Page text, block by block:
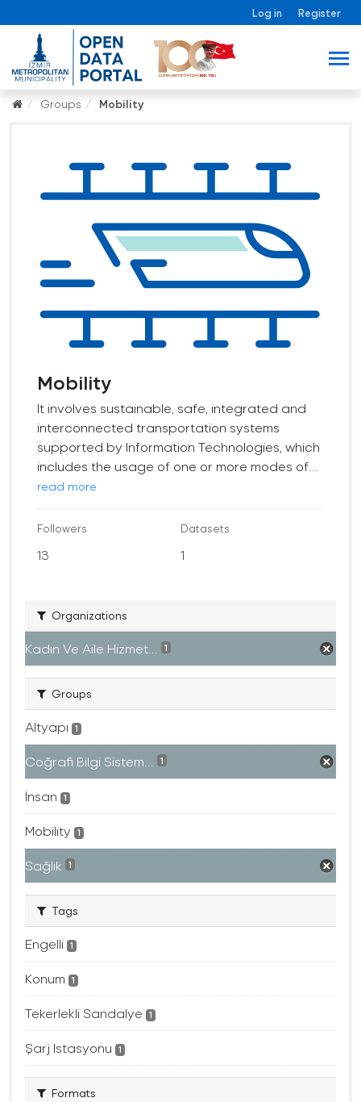
Log in Register
Groups Mobility
Mobility
It involves sustainable, safe, integrated and
interconnected transportation systems
supported by Information Technologies, which
includes the usage of one or more modes of...
read more
Followers
13
Datasets
1
Organizations
Kadın Ve Aile Hizmet... 1
Groups
Altyapı 1
Coğrafi Bilgi Sistem... 1
İnsan 1
Mobility 1
Sağlık 1
Tags
Engelli 1
Konum 1
Tekerlekli Sandalye 1
Şarj Istasyonu 1
Formats